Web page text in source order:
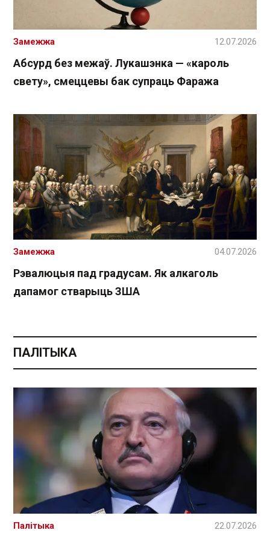
Абсурд без межаў. Лукашэнка — «кароль
свету», смеццевы бак супраць Фаража
Замежжа 12.07.2026
Рэвалюцыя пад градусам. Як алкаголь
дапамог стварыць ЗША
Замежжа 04.07.2026
ПАЛІТЫКА
Палітыка 22.07.2026